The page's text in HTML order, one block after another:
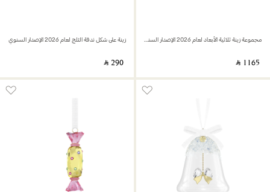
مجموعة زينة ثلاثية الأبعاد لعام 2026 الإصدار السنوي
‎ ⃁ ⁦1165⁩ ‎
زينة على شكل ندفة الثلج لعام 2026 الإصدار السنوي
‎ ⃁ ⁦290⁩ ‎